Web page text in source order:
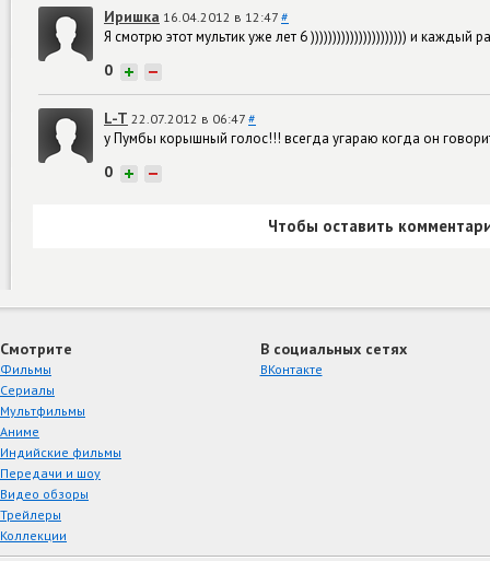
Иришка 16.04.2012 в 12:47 #
Я смотрю этот мультик уже лет 6 )))))))))))))))))))))) и каждый
0 + −
L-T 22.07.2012 в 06:47 #
у Пумбы корышный голос!!! всегда угараю когда он
0 + −
Чтобы оставить
Смотрите
Фильмы
Сериалы
Мультфильмы
Аниме
Индийские фильмы
Передачи и шоу
Видео обзоры
Трейлеры
Коллекции
В социальных сетях
ВКонтакте